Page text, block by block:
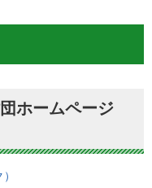
ホームページ